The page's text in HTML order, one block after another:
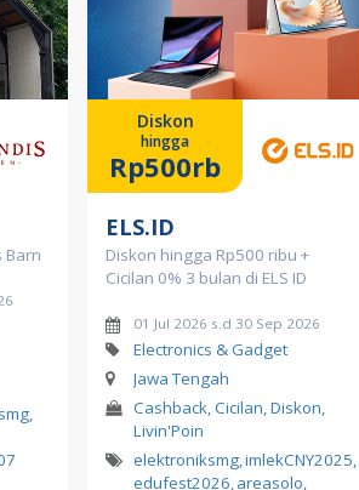
Barn
,
Diskon
hingga
Rp500rb
ELS.ID
Diskon hingga Rp500 ribu +
Cicilan 0% 3 bulan di ELS ID
01 Jul 2026 s.d 30 Sep 2026
Electronics & Gadget
Jawa Tengah
Cashback, Cicilan, Diskon,
Livin'Poin
elektroniksmg,imlekCNY2025,
edufest2026,areasolo,